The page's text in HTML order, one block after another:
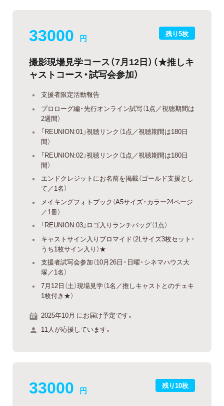
残り5枚
33000 円
撮影現場見学コース（7月12日）（★推しキ
ャストコース・試写会参加）
支援者限定活動報告
プロローグ編・先行オンライン試写（1点／視聴期間は
2週間）
「REUNION:01」視聴リンク（1点／視聴期間は180日
間）
「REUNION:02」視聴リンク（1点／視聴期間は180日
間）
エンドクレジットにお名前を掲載（ゴールド支援とし
て／1名）
メイキングフォトブック（A5サイズ・カラー24ページ
／1冊）
「REUNION:03」ロゴ入りランチバッグ（1点）
キャストサイン入りブロマイド（2Lサイズ3枚セット・
うち1枚サイン入り）★
支援者試写会参加（10月26日・日曜・シネマハウス大
塚／1名）
7月12日（土）現場見学（1名／推しキャストとのチェキ
1枚付き★）
2025年10月 にお届け予定です。
11人が応援しています。
残り10枚
33000 円